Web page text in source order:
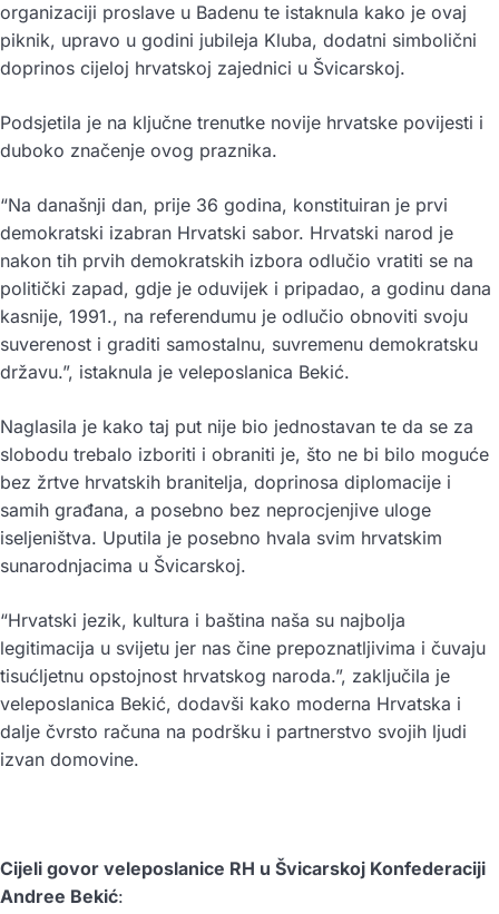
organizaciji proslave u Badenu te istaknula kako je ovaj
piknik, upravo u godini jubileja Kluba, dodatni simbolični
doprinos cijeloj hrvatskoj zajednici u Švicarskoj.
Podsjetila je na ključne trenutke novije hrvatske povijesti i
duboko značenje ovog praznika.
“Na današnji dan, prije 36 godina, konstituiran je prvi
demokratski izabran Hrvatski sabor. Hrvatski narod je
nakon tih prvih demokratskih izbora odlučio vratiti se na
politički zapad, gdje je oduvijek i pripadao, a godinu dana
kasnije, 1991., na referendumu je odlučio obnoviti svoju
suverenost i graditi samostalnu, suvremenu demokratsku
državu.”, istaknula je veleposlanica Bekić.
Naglasila je kako taj put nije bio jednostavan te da se za
slobodu trebalo izboriti i obraniti je, što ne bi bilo moguće
bez žrtve hrvatskih branitelja, doprinosa diplomacije i
samih građana, a posebno bez neprocjenjive uloge
iseljeništva. Uputila je posebno hvala svim hrvatskim
sunarodnjacima u Švicarskoj.
“Hrvatski jezik, kultura i baština naša su najbolja
legitimacija u svijetu jer nas čine prepoznatljivima i čuvaju
tisućljetnu opstojnost hrvatskog naroda.”, zaključila je
veleposlanica Bekić, dodavši kako moderna Hrvatska i
dalje čvrsto računa na podršku i partnerstvo svojih ljudi
izvan domovine.
Cijeli govor veleposlanice RH u Švicarskoj Konfederaciji
Andree Bekić: